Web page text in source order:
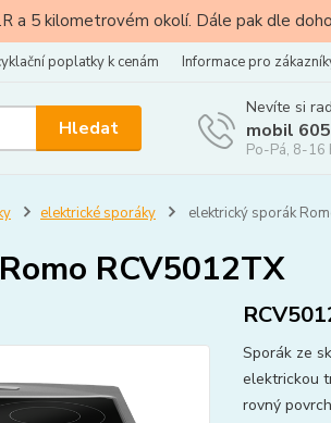
a 5 kilometrovém okolí. Dále pak dle
poplatky k cenám Informace pro
Hledat
Nevíte si
mobil
Po-Pá, 8-16
elektrické sporáky elektrický sporák
RCV5012TX
Sporák ze
elektrickou
rovný